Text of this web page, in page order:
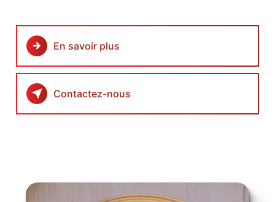
En savoir plus
Contactez-nous